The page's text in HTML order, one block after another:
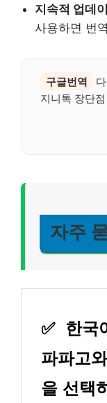
지속적 업데
사용하면 번
구글번역
지니톡 장단
자주
✅
한국
파파고
을 선택